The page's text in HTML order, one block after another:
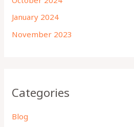
January 2024
November 2023
Categories
Blog